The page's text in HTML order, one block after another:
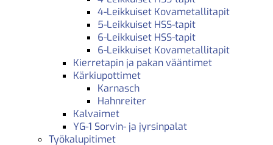
4-Leikkuiset Kovametallitapit
5-Leikkuiset HSS-tapit
6-Leikkuiset HSS-tapit
6-Leikkuiset Kovametallitapit
Kierretapin ja pakan vääntimet
Kärkiupottimet
Karnasch
Hahnreiter
Kalvaimet
YG-1 Sorvin- ja jyrsinpalat
Työkalupitimet